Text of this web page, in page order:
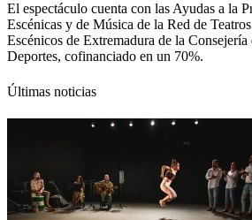
El espectáculo cuenta con las Ayudas a la
Escénicas y de Música de la Red de
Escénicos de Extremadura de la
Deportes, cofinanciado en un 70%.
Últimas noticias